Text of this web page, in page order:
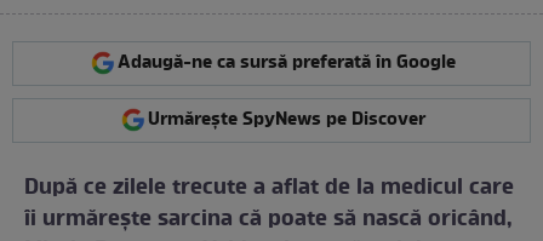
Adaugă-ne ca sursă preferată în Google
Urmărește SpyNews pe Discover
După ce zilele trecute a aflat de la medicul care
îi urmăreşte sarcina că poate să nască oricând,